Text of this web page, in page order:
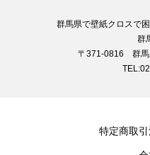
群馬県で壁紙クロスで
群
〒371-0816 群馬
特定商取